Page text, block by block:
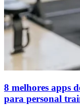
8 melhores apps
para personal